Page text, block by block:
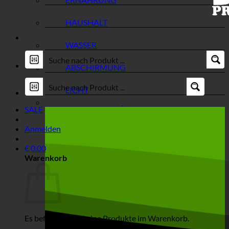
SALE
Anmelden
€0,00
Warenkorb
Es befinden sich keine Produkte im Warenkorb.
HAUSHALT
WASSER
ABSCHIRMUNG
LICHT